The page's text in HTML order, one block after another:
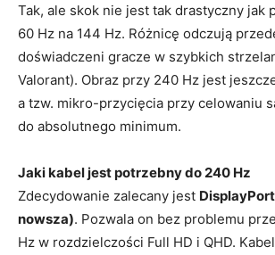
Tak, ale skok nie jest tak drastyczny jak
60 Hz na 144 Hz. Różnicę odczują
doświadczeni gracze w szybkich
Valorant). Obraz przy 240 Hz jest
a tzw. mikro-przycięcia przy celowaniu
do absolutnego minimum.
Jaki kabel jest potrzebny do 240 Hz
Zdecydowanie zalecany jest
nowsza). Pozwala on bez problemu
Hz w rozdzielczości Full HD i QHD.